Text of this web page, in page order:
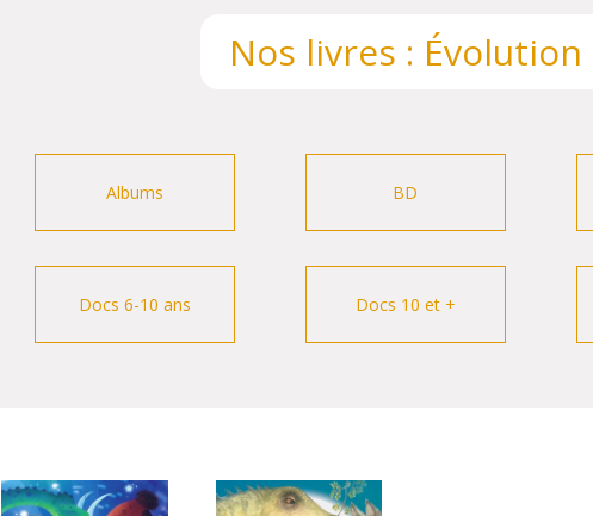
Nos livres : Évolution
Albums
Docs 6-10 ans
BD
Docs 10 et +